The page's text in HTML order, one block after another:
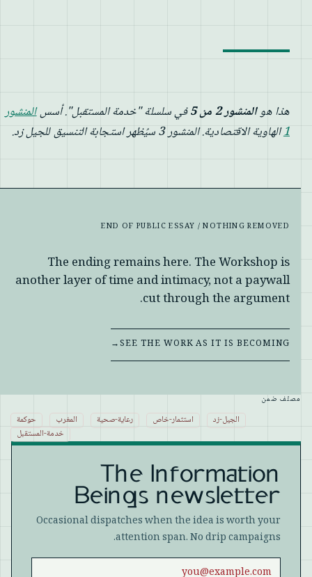
هذا هوالمنشور 2 من 5 في سلسلة "خدمة المستقبل". أسسالمنشور
الهاوية الاقتصادية. المنشور 3 سيُظهر استجابة التنسيق للجيل زد.
END OF PUBLIC ESSAY / NOTHING REMOVED
The ending remains here. The Workshop is
another layer of time and intimacy, not a paywall
cut through the argument.
SEE THE WORK AS IT IS BECOMING
→
مصنّف ضمن
الجيل-زد استثمار-خاص رعاية-صحية المغرب
حوكمة
خدمة-المستقبل
The Information
Beings newsletter
Occasional dispatches when the idea is worth your
attention span. No drip campaigns.
Email address